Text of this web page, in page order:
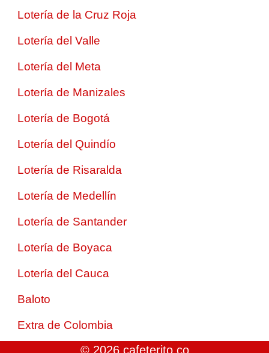
Lotería de la Cruz Roja
Lotería del Valle
Lotería del Meta
Lotería de Manizales
Lotería de Bogotá
Lotería del Quindío
Lotería de Risaralda
Lotería de Medellín
Lotería de Santander
Lotería de Boyaca
Lotería del Cauca
Baloto
Extra de Colombia
© 2026 cafeterito.co